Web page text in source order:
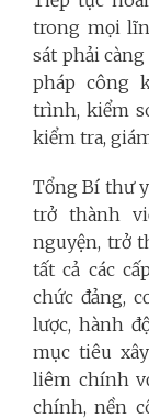
trong mọi
sát phải càng
pháp công
trình, kiểm
kiểm tra,
Tổng Bí thư
trở thành
nguyện, trở
tất cả các
chức đảng,
lược, hành
mục tiêu
liêm chính
chính, nền